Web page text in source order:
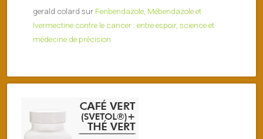
gerald colard sur Fenbendazole, Mébendazole et
Ivermectine contre le cancer : entre espoir, science et
médecine de précision